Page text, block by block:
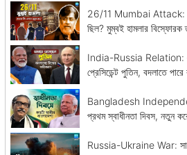
26/11 Mumbai Attack:
ছিল? মুম্বই হামলার
India-Russia Relation:
প্রেসিডেন্ট পুতিন, বদলাতে
Bangladesh
প্রথম স্বাধীনতা দিবস, নতুন
Russia-Ukraine War: